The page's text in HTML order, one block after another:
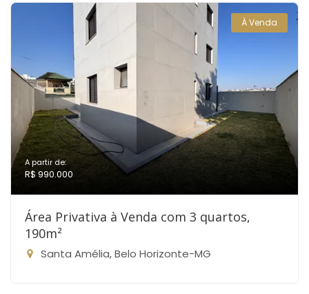
À Venda
A partir de:
R$ 990.000
Área Privativa à Venda com 3 quartos,
190m²
Santa Amélia, Belo Horizonte-MG